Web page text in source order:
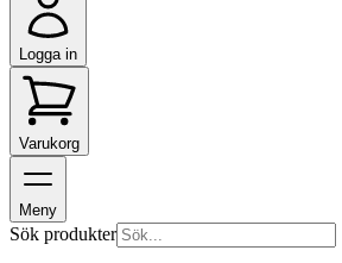
Logga in
Varukorg
Meny
Sök produkter